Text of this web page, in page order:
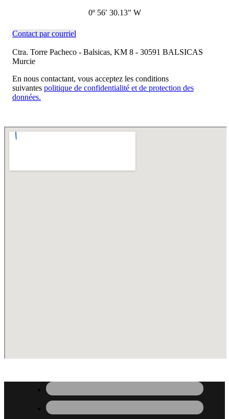
0º 56′ 30.13" W
Contact par courriel
Ctra. Torre Pacheco - Balsicas, KM 8 - 30591 BALSICAS
Murcie
En nous contactant, vous acceptez les conditions
suivantes politique de confidentialité et de protection des
données.